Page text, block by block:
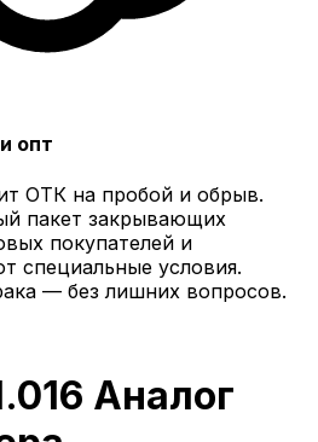
опт
ОТК на пробой и обрыв.
пакет закрывающих
покупателей и
специальные условия.
— без лишних вопросов.
Аналог